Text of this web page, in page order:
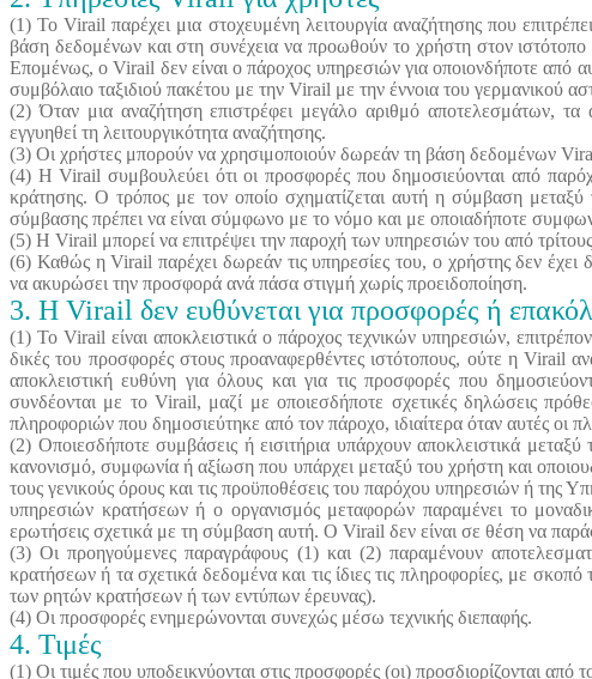
(1) Το Virail παρέχει μια στοχευμένη λειτουργία αναζήτησης που
βάση δεδομένων και στη συνέχεια να προωθούν το χρήστη στον
Επομένως, ο Virail δεν είναι ο πάροχος υπηρεσιών για οποιονδήποτε από
συμβόλαιο ταξιδιού πακέτου με την Virail με την έννοια του γερμανικού
(2) Όταν μια αναζήτηση επιστρέφει μεγάλο αριθμό αποτελεσμάτων, τα
εγγυηθεί τη λειτουργικότητα αναζήτησης.
(3) Οι χρήστες μπορούν να χρησιμοποιούν δωρεάν τη βάση δεδομένων
(4) Η Virail συμβουλεύει ότι οι προσφορές που δημοσιεύονται από
κράτησης. Ο τρόπος με τον οποίο σχηματίζεται αυτή η σύμβαση μεταξύ
σύμβασης πρέπει να είναι σύμφωνο με το νόμο και με οποιαδήποτε
(5) Η Virail μπορεί να επιτρέψει την παροχή των υπηρεσιών του από
(6) Καθώς η Virail παρέχει δωρεάν τις υπηρεσίες του, ο χρήστης δεν
να ακυρώσει την προσφορά ανά πάσα στιγμή χωρίς προειδοποίηση.
3. Η Virail δεν ευθύνεται για προσφορές ή
(1) Το Virail είναι αποκλειστικά ο πάροχος τεχνικών υπηρεσιών,
δικές του προσφορές στους προαναφερθέντες ιστότοπους, ούτε η Virail
αποκλειστική ευθύνη για όλους και για τις προσφορές που
συνδέονται με το Virail, μαζί με οποιεσδήποτε σχετικές δηλώσεις
πληροφοριών που δημοσιεύτηκε από τον πάροχο, ιδιαίτερα όταν αυτές οι
(2) Οποιεσδήποτε συμβάσεις ή εισιτήρια υπάρχουν αποκλειστικά
κανονισμό, συμφωνία ή αξίωση που υπάρχει μεταξύ του χρήστη και
τους γενικούς όρους και τις προϋποθέσεις του παρόχου υπηρεσιών ή
υπηρεσιών κρατήσεων ή ο οργανισμός μεταφορών παραμένει το
ερωτήσεις σχετικά με τη σύμβαση αυτή. Ο Virail δεν είναι σε θέση να
(3) Οι προηγούμενες παραγράφους (1) και (2) παραμένουν
κρατήσεων ή τα σχετικά δεδομένα και τις ίδιες τις πληροφορίες, με
των ρητών κρατήσεων ή των εντύπων έρευνας).
(4) Οι προσφορές ενημερώνονται συνεχώς μέσω τεχνικής διεπαφής.
4. Τιμές
(1) Οι τιμές που υποδεικνύονται στις προσφορές (οι) προσδιορίζονται